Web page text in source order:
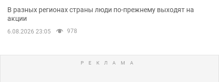
Фото и видео
В разных регионах страны люди по-прежнему выходят на
акции
6.08.2026 23:05 978